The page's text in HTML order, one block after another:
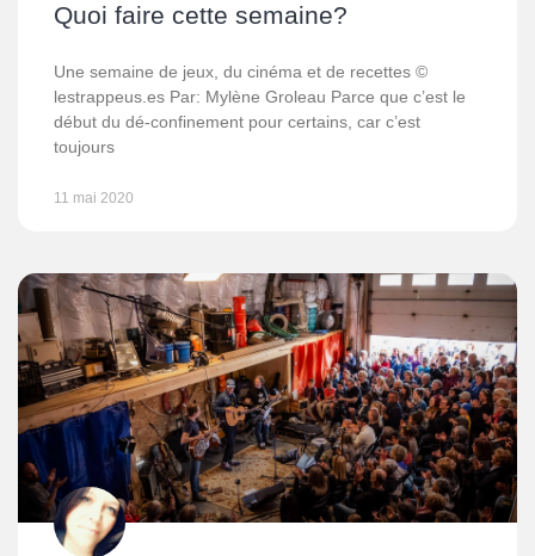
Quoi faire cette semaine?
Une semaine de jeux, du cinéma et de recettes ©
lestrappeus.es Par: Mylène Groleau Parce que c’est le
début du dé-confinement pour certains, car c’est
toujours
11 mai 2020